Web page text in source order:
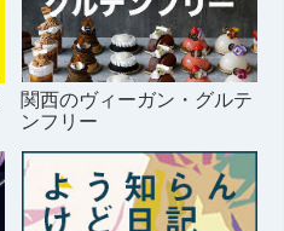
関西のヴィーガン・グルテ
ンフリー